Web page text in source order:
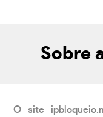
Sobre
O site